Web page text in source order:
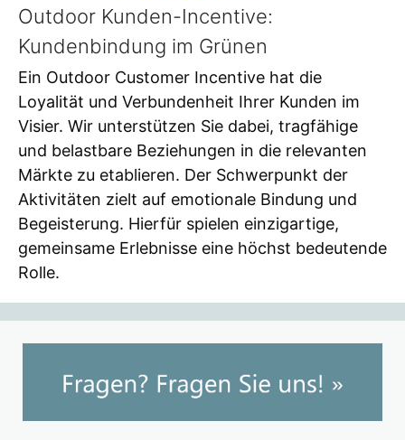
Outdoor Kunden-Incentive:
Kundenbindung im Grünen
Ein Outdoor Customer Incentive hat die
Loyalität und Verbundenheit Ihrer Kunden im
Visier. Wir unterstützen Sie dabei, tragfähige
und belastbare Beziehungen in die relevanten
Märkte zu etablieren. Der Schwerpunkt der
Aktivitäten zielt auf emotionale Bindung und
Begeisterung. Hierfür spielen einzigartige,
gemeinsame Erlebnisse eine höchst bedeutende
Rolle.